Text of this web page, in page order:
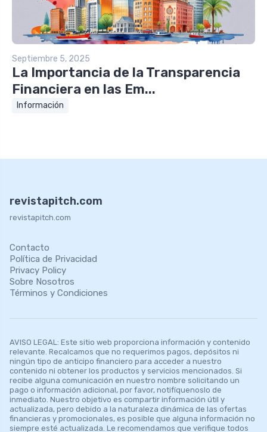
Septiembre 5, 2025
La Importancia de la Transparencia
Financiera en las Em...
Información
revistapitch.com
revistapitch.com
Contacto
Política de Privacidad
Privacy Policy
Sobre Nosotros
Términos y Condiciones
AVISO LEGAL: Este sitio web proporciona información y contenido
relevante. Recalcamos que no requerimos pagos, depósitos ni
ningún tipo de anticipo financiero para acceder a nuestro
contenido ni obtener los productos y servicios mencionados. Si
recibe alguna comunicación en nuestro nombre solicitando un
pago o información adicional, por favor, notifíquenoslo de
inmediato. Nuestro objetivo es compartir información útil y
actualizada, pero debido a la naturaleza dinámica de las ofertas
financieras y promocionales, es posible que alguna información no
siempre esté actualizada. Le recomendamos que verifique todos